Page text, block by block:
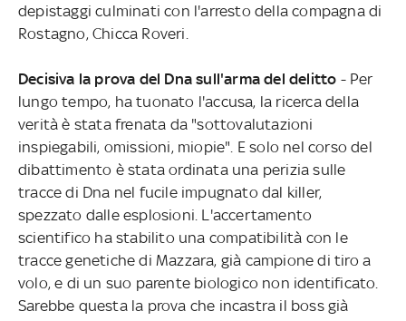
depistaggi culminati con l'arresto della compagna di
Rostagno, Chicca Roveri.
Decisiva la prova del Dna sull'arma del delitto - Per
lungo tempo, ha tuonato l'accusa, la ricerca della
verità è stata frenata da "sottovalutazioni
inspiegabili, omissioni, miopie". E solo nel corso del
dibattimento è stata ordinata una perizia sulle
tracce di Dna nel fucile impugnato dal killer,
spezzato dalle esplosioni. L'accertamento
scientifico ha stabilito una compatibilità con le
tracce genetiche di Mazzara, già campione di tiro a
volo, e di un suo parente biologico non identificato.
Sarebbe questa la prova che incastra il boss già